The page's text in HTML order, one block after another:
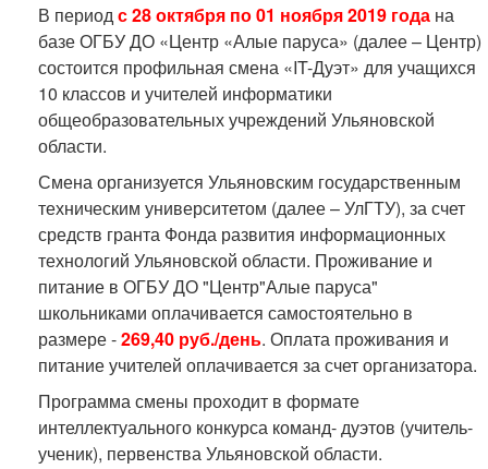
В период с 28 октября по 01 ноября 2019 года на
базе ОГБУ ДО «Центр «Алые паруса» (далее – Центр)
состоится профильная смена «IT-Дуэт» для учащихся
10 классов и учителей информатики
общеобразовательных учреждений Ульяновской
области.
Смена организуется Ульяновским государственным
техническим университетом (далее – УлГТУ), за счет
средств гранта Фонда развития информационных
технологий Ульяновской области. Проживание и
питание в ОГБУ ДО "Центр"Алые паруса"
школьниками оплачивается самостоятельно в
размере -269,40 руб./день. Оплата проживания и
питание учителей оплачивается за счет организатора.
Программа смены проходит в формате
интеллектуального конкурса команд- дуэтов (учитель-
ученик), первенства Ульяновской области.